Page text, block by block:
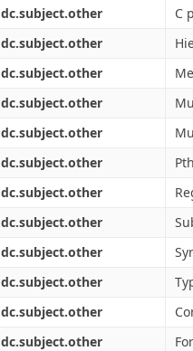
dc.subject.other
C
dc.subject.other
dc.subject.other
dc.subject.other
dc.subject.other
dc.subject.other
dc.subject.other
dc.subject.other
dc.subject.other
dc.subject.other
dc.subject.other
dc.subject.other